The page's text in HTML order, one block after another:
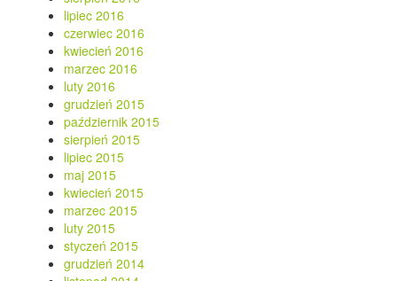
lipiec 2016
czerwiec 2016
kwiecień 2016
marzec 2016
luty 2016
grudzień 2015
październik 2015
sierpień 2015
lipiec 2015
maj 2015
kwiecień 2015
marzec 2015
luty 2015
styczeń 2015
grudzień 2014